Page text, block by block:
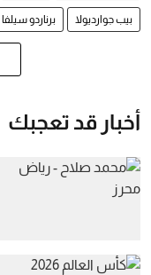
بيب جوارديولا برناردو سيلفا
أخبار قد تعجبك